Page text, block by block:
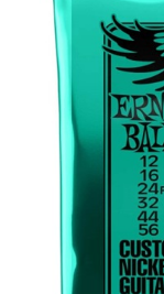
ドラム
キーボード